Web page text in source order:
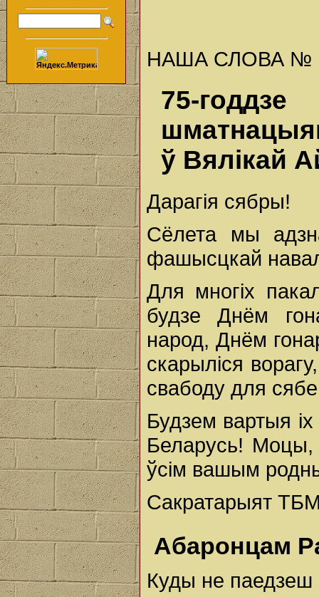
НАША СЛОВА №
75-
ў Вялікай
Дарагія сябры!
Сёлета мы
фашысцкай
Для многіх
будзе Днём
народ, Днём
скарыліся
свабоду для
Будзем вартыя
Беларусь! Моцы,
ўсім вашым
Сакратарыят
Абаронцам
Куды не паедзеш